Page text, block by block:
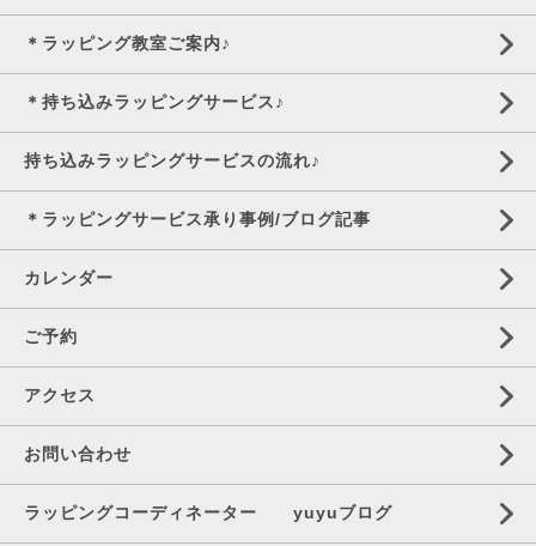
＊ラッピング教室ご案内♪
＊持ち込みラッピングサービス♪
持ち込みラッピングサービスの流れ♪
＊ラッピングサービス承り事例/ブログ記事
カレンダー
ご予約
アクセス
お問い合わせ
ラッピングコーディネーター yuyuブログ